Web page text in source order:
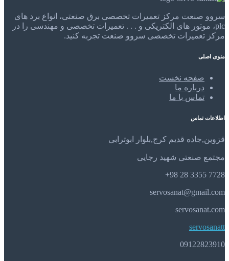
سروو صنعت مرکز تعمیرات تخصصی برق صنعتی، انواع برد های
plc، موتور های الکتریکی و . . . تعمیرات تخصصی و مهندسی را در
مرکز تعمیرات تخصصی سروو صنعت تجربه کنید.
منوی اصلی
صفحه نخست
درباره ما
تماس با ما
اطلاعات تماس
قزوین,جاده قدیم کرج,بلوار ابوترابی
مجتمع صنعتی شهید رجایی
7728 3355 28 98+
servosanat@gmail.com
servosanat.com
servosanatt
09122823910